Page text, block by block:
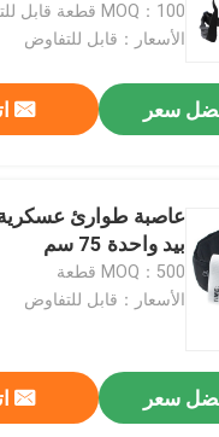
MOQ：100 قطعة قابل للتفاوض
الأسعار：قابل للتفاوض
سعر
عاصبة طوارئ عسكرية
بيد واحدة 75 سم
MOQ：500 قطعة
الأسعار：قابل للتفاوض
سعر